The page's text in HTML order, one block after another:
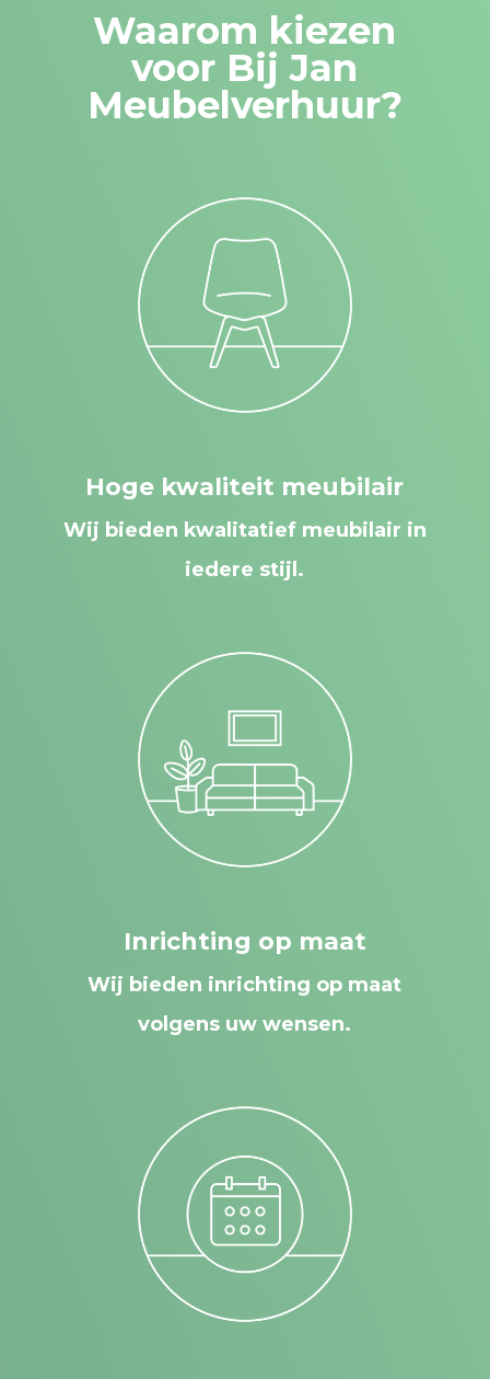
Waarom kiezen
voor Bij Jan
Meubelverhuur?
Hoge kwaliteit meubilair
Wij bieden kwalitatief meubilair in
iedere stijl.
Inrichting op maat
Wij bieden inrichting op maat
volgens uw wensen.